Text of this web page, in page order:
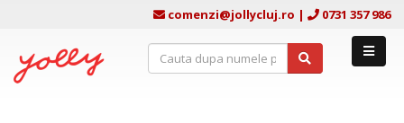
comenzi@jollycluj.ro | 0731 357 986